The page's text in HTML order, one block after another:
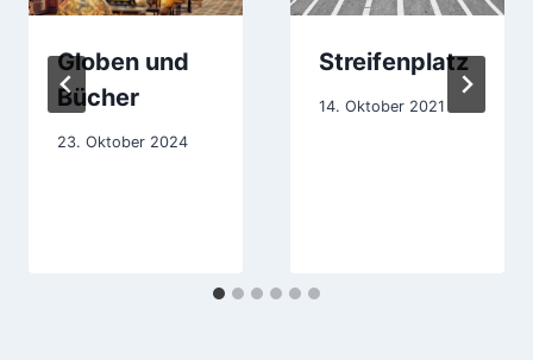
Globen und
Bücher
23. Oktober 2024
Streifenplatz
14. Oktober 2021